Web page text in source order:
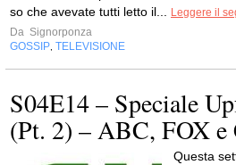
so che avevate tutti letto il...
Leggere il
Da Signorponza
GOSSIP TELEVISIONE
S04E14 – Speciale
(Pt. 2) – ABC, FOX e
Questa